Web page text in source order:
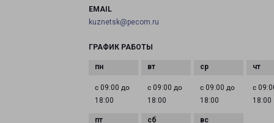
EMAIL
kuznetsk@pecom.ru
ГРАФИК РАБОТЫ
с 09:00 до
18:00
с 09:00 до
18:00
с 09:00 до
18:00
с
18:00